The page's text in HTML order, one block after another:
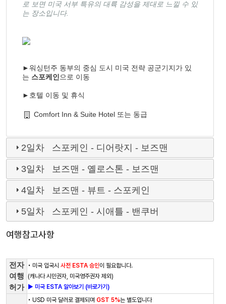
로 보면 미국 서부 특유의 대륙 감성을 제대로 느낄 수 있
는 장소입니다.
►워싱턴주 동부의 중심 도시 미국 전략 공군기지가 있
는 스포케인 으로 이동
►호텔 이동 및 휴식
Comfort Inn & Suite Hotel 또는 동급
2일차 스포케인 - 디어랏지 - 보즈맨
3일차 보즈맨 - 옐로스톤 - 보즈맨
4일차 보즈맨 - 뷰트 - 스포케인
5일차 스포케인 - 시애틀 - 밴쿠버
여행참고사항
전자
여행
허가
• 미국 입국시 사전 ESTA 승인이 필요합니다.
(캐나다 시민권자, 미국영주권자 제외)
► 미국 ESTA 알아보기 (바로가기)
• USD 미국 달러로 결제되며 GST 5%는 별도입니다